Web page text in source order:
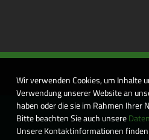
Wir verwenden Cookies, um Inhalte
Verwendung unserer Website an
haben oder die sie im Rahmen Ihrer
Bitte beachten Sie auch unsere
Unsere Kontaktinformationen